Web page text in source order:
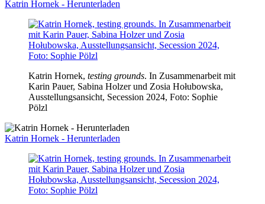
Katrin Hornek - Herunterladen
Katrin Hornek, testing grounds. In Zusammenarbeit mit
Karin Pauer, Sabina Holzer und Zosia Hołubowska,
Ausstellungsansicht, Secession 2024, Foto: Sophie
Pölzl
Katrin Hornek - Herunterladen